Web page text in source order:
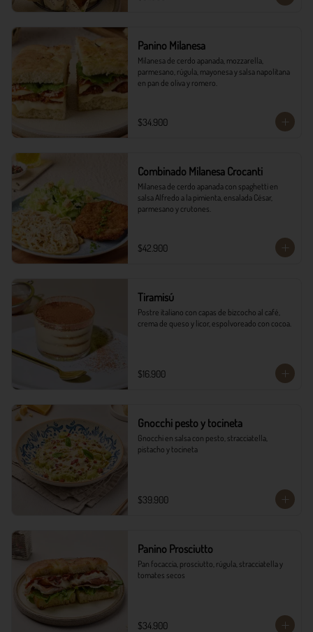
Panino Milanesa
Milanesa de cerdo apanada, mozzarella,
parmesano, rúgula, mayonesa y salsa napolitana
en pan de oliva y romero.
$34.900
Combinado Milanesa Crocanti
Milanesa de cerdo apanada con spaghetti en
salsa Alfredo a la pimienta, ensalada César,
parmesano y crutones.
$42.900
Tiramisú
Postre italiano con capas de bizcocho al café,
crema de queso y licor, espolvoreado con cocoa.
$16.900
Gnocchi pesto y tocineta
Gnocchi en salsa con pesto, stracciatella,
pistacho y tocineta
$39.900
Panino Prosciutto
Pan focaccia, prosciutto, rúgula, stracciatella y
tomates secos
$34.900